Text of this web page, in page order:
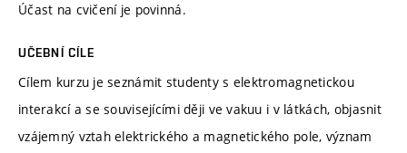
Účast na cvičení je povinná.
UČEBNÍ CÍLE
Cílem kurzu je seznámit studenty s elektromagnetickou
interakcí a se souvisejícími ději ve vakuu i v látkách, objasnit
vzájemný vztah elektrického a magnetického pole, význam